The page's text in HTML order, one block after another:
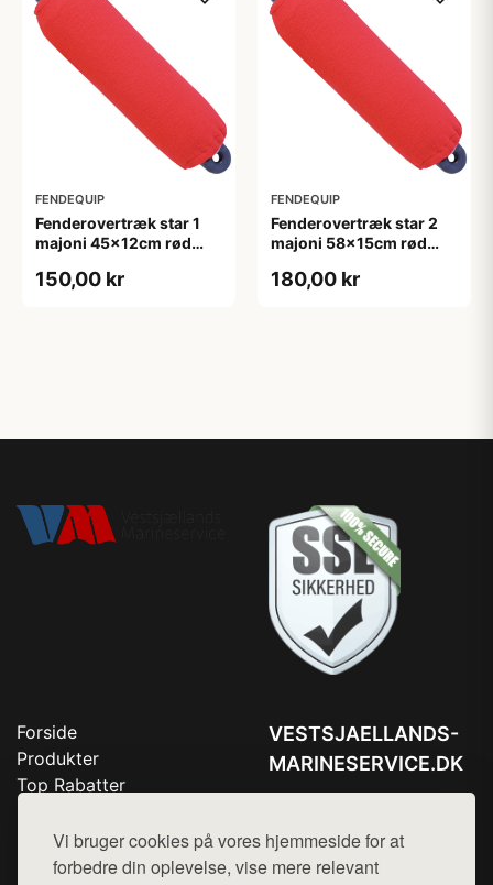
Vi bruger cookies på vores hjemmeside for at
forbedre din oplevelse, vise mere relevant
FENDEQUIP
Fenderovertræk star 1
majoni 45x12cm rød
150,00 kr
FENDEQUIP
Fenderovertræk star 2
majoni 58x15cm rød
180,00 kr
Forside
Produkter
Top Rabatter
Kontakt
VESTSJAELLANDS-
MARINESERVICE.DK
Mail:hej@want.dk